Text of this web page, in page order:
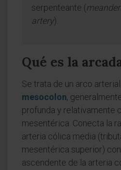
serpenteante (
artery).
Qué es la
Se trata de un arco
mesocolon,
profunda y relativamente
mesentérica. Conecta la
arteria cólica media
mesentérica superior)
ascendente de la arteria